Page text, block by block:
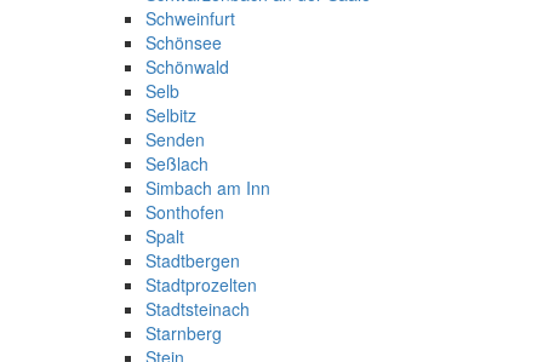
Schweinfurt
Schönsee
Schönwald
Selb
Selbitz
Senden
Seßlach
Simbach am Inn
Sonthofen
Spalt
Stadtbergen
Stadtprozelten
Stadtsteinach
Starnberg
Stein